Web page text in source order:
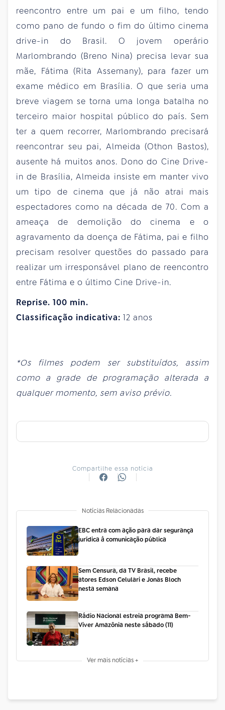
reencontro entre um pai e um filho, tendo
como pano de fundo o fim do último cinema
drive-in do Brasil. O jovem operário
Marlombrando (Breno Nina) precisa levar sua
mãe, Fátima (Rita Assemany), para fazer um
exame médico em Brasília. O que seria uma
breve viagem se torna uma longa batalha no
terceiro maior hospital público do país. Sem
ter a quem recorrer, Marlombrando precisará
reencontrar seu pai, Almeida (Othon Bastos),
ausente há muitos anos. Dono do Cine Drive-
in de Brasília, Almeida insiste em manter vivo
um tipo de cinema que já não atrai mais
espectadores como na década de 70. Com a
ameaça de demolição do cinema e o
agravamento da doença de Fátima, pai e filho
precisam resolver questões do passado para
realizar um irresponsável plano de reencontro
entre Fátima e o último Cine Drive-in.
Reprise. 100 min.
Classificação indicativa: 12 anos
*Os filmes podem ser substituídos, assim
como a grade de programação alterada a
qualquer momento, sem aviso prévio.
Compartilhe essa notícia
Notícias Relacionadas
EBC entra com ação para dar segurança
jurídica à comunicação pública
Sem Censura, da TV Brasil, recebe
atores Edson Celulari e Jonas Bloch
nesta semana
Rádio Nacional estreia programa Bem-
Viver Amazônia neste sábado (11)
Ver mais notícias +